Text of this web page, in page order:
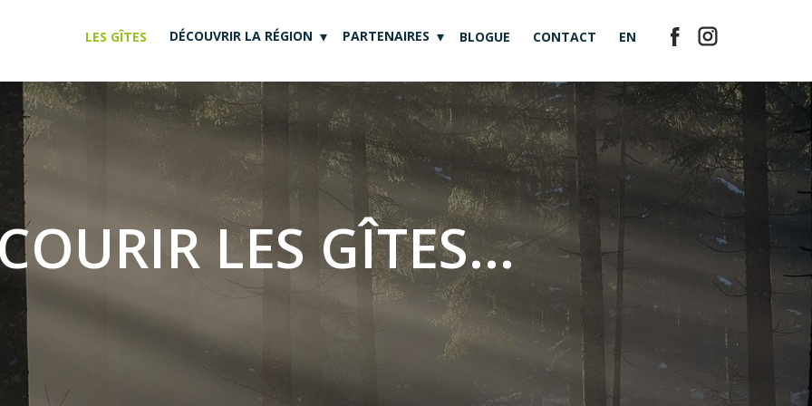
LES GÎTES DÉCOUVRIR LA RÉGION PARTENAIRES BLOGUE CONTACT EN
LES GÎTES...